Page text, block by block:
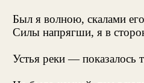
Был я волною, скалами
Силы напрягши, я в
Устья реки — показалось